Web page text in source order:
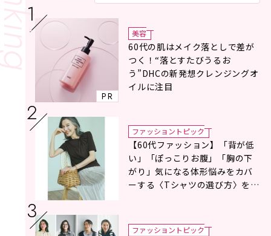
PR
美容
60代の肌はメイク落としで差が
つく！“落とすたびうるお
う”DHCの新発想クレンジングオ
イルに注目
ファッショントピック
【60代ファッション】「背が低
い」「ぽっこりお腹」「胸の下
がり」気になる体形悩みをカバ
ーする〈Tシャツの選び方〉をス
ファッショントピック